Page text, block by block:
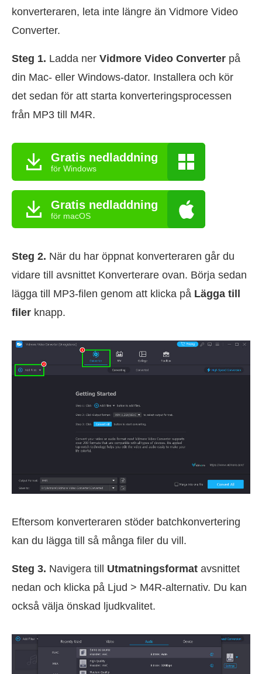
konverteraren, leta inte längre än Vidmore Video
Converter.
Steg 1. Ladda ner Vidmore Video Converter på
din Mac- eller Windows-dator. Installera och kör
det sedan för att starta konverteringsprocessen
från MP3 till M4R.
Gratis nedladdning
för Windows
Gratis nedladdning
för macOS
Steg 2. När du har öppnat konverteraren går du
vidare till avsnittet Konverterare ovan. Börja sedan
lägga till MP3-filen genom att klicka på Lägga till
filer knapp.
Eftersom konverteraren stöder batchkonvertering
kan du lägga till så många filer du vill.
Steg 3. Navigera till Utmatningsformat avsnittet
nedan och klicka på Ljud > M4R-alternativ. Du kan
också välja önskad ljudkvalitet.